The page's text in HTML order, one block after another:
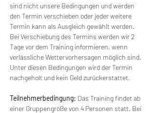
sind nicht unsere Bedingungen und werden
den Termin verschieben oder jeder weitere
Termin kann als Ausgleich gewählt werden.
Bei Verschiebung des Termins werden wir 2
Tage vor dem Training informieren, wenn
verlässliche Wettervorhersagen möglich sind.
Unter diesen Bedingungen wird der Termin
nachgeholt und kein Geld zurückerstattet.
Teilnehmerbedingung: Das Training findet ab
einer Gruppengröße von 4 Personen statt. Bei